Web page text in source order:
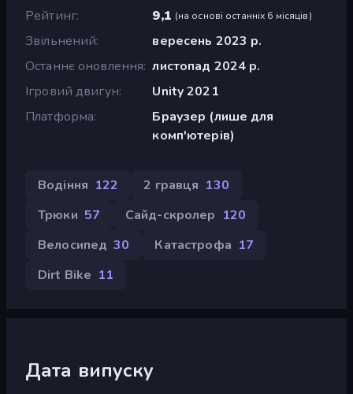
Рейтинг
9,1 (на основі останніх 6 місяців)
Звільнений
вересень 2023 р.
Останнє оновлення листопад 2024 р.
Ігровий двигун
Unity 2021
Платформа
Браузер (лише для
комп'ютерів)
Водіння 122 2 гравця 130
Трюки 57 Сайд-скролер 120
Велосипед 30 Катастрофа 17
Dirt Bike 11
Дата випуску